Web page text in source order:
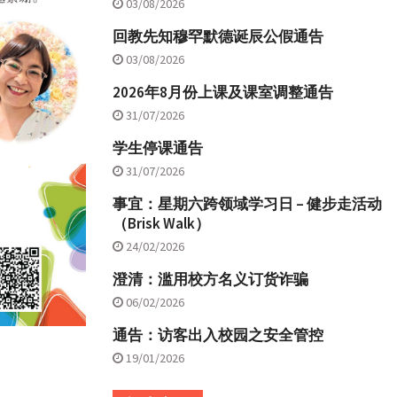
03/08/2026
回教先知穆罕默德诞辰公假通告
03/08/2026
2026年8月份上课及课室调整通告
31/07/2026
学生停课通告
31/07/2026
事宜：星期六跨领域学习日 – 健步走活动
（Brisk Walk）
24/02/2026
澄清：滥用校方名义订货诈骗
06/02/2026
通告：访客出入校园之安全管控
19/01/2026